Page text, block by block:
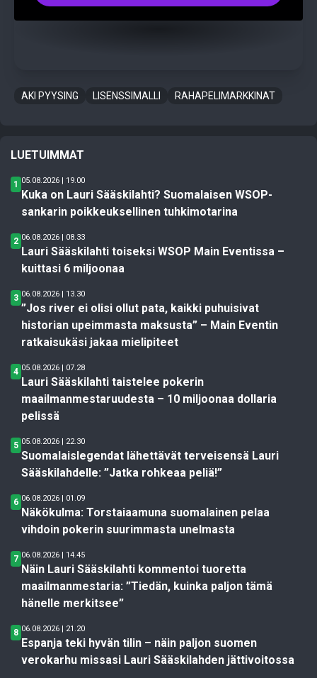
AKI PYYSING LISENSSIMALLI RAHAPELIMARKKINAT
LUETUIMMAT
1 05.08.2026 | 19.00
Kuka on Lauri Sääskilahti? Suomalaisen WSOP-
sankarin poikkeuksellinen tuhkimotarina
2 06.08.2026 | 08.33
Lauri Sääskilahti toiseksi WSOP Main Eventissa –
kuittasi 6 miljoonaa
3 06.08.2026 | 13.30
”Jos river ei olisi ollut pata, kaikki puhuisivat
historian upeimmasta maksusta” – Main Eventin
ratkaisukäsi jakaa mielipiteet
4 05.08.2026 | 07.28
Lauri Sääskilahti taistelee pokerin
maailmanmestaruudesta – 10 miljoonaa dollaria
pelissä
5 05.08.2026 | 22.30
Suomalaislegendat lähettävät terveisensä Lauri
Sääskilahdelle: ”Jatka rohkeaa peliä!”
6 06.08.2026 | 01.09
Näkökulma: Torstaiaamuna suomalainen pelaa
vihdoin pokerin suurimmasta unelmasta
7 06.08.2026 | 14.45
Näin Lauri Sääskilahti kommentoi tuoretta
maailmanmestaria: ”Tiedän, kuinka paljon tämä
hänelle merkitsee”
8 06.08.2026 | 21.20
Espanja teki hyvän tilin – näin paljon suomen
verokarhu missasi Lauri Sääskilahden jättivoitossa